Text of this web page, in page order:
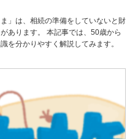
」は、相続の準備をしていないと財
あります。 本記事では、50歳から
を分かりやすく解説してみます。